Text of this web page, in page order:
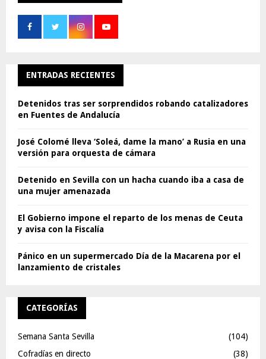
ENTRADAS RECIENTES
Detenidos tras ser sorprendidos robando catalizadores
en Fuentes de Andalucía
José Colomé lleva ‘Soleá, dame la mano’ a Rusia en una
versión para orquesta de cámara
Detenido en Sevilla con un hacha cuando iba a casa de
una mujer amenazada
El Gobierno impone el reparto de los menas de Ceuta
y avisa con la Fiscalía
Pánico en un supermercado Día de la Macarena por el
lanzamiento de cristales
CATEGORÍAS
Semana Santa Sevilla
(104)
Cofradías en directo
(38)